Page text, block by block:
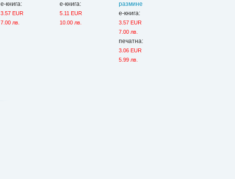
е-книга:
3.57 EUR
7.00 лв.
е-книга:
5.11 EUR
10.00 лв.
размине
е-книга:
3.57 EUR
7.00 лв.
печатна:
3.06 EUR
5.99 лв.